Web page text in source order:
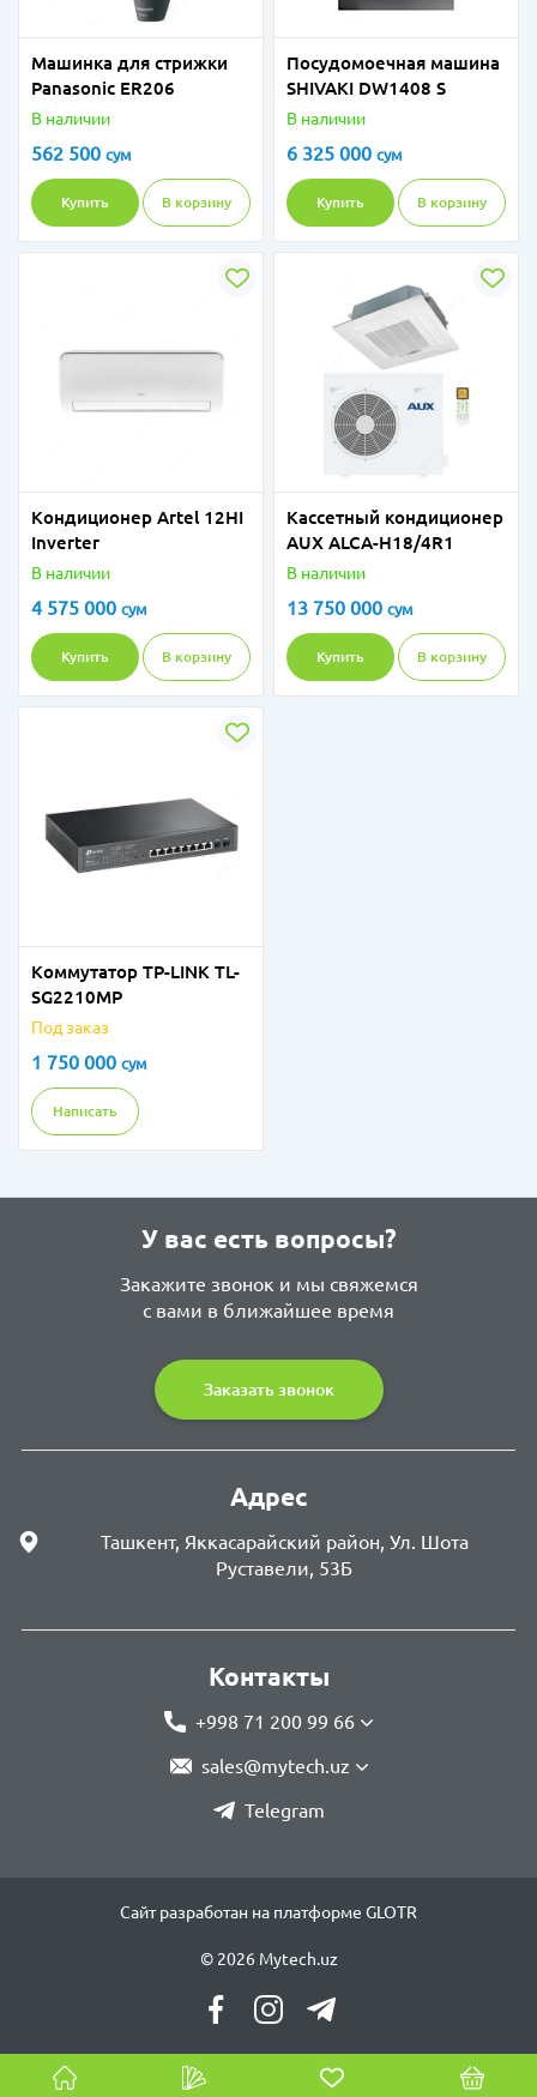
Машинка для стрижки
Panasonic ER206
В наличии
562 500 сум
Купить В корзину
Посудомоечная машина
SHIVAKI DW1408 S
В наличии
6 325 000 сум
Купить В корзину
Кондиционер Artel 12HI
Inverter
В наличии
4 575 000 сум
Купить В корзину
Кассетный кондиционер
AUX ALCA-H18/4R1
В наличии
13 750 000 сум
Купить В корзину
Коммутатор TP-LINK TL-
SG2210MP
Под заказ
1 750 000 сум
Написать
У вас есть вопросы?
Закажите звонок и мы свяжемся
с вами в ближайшее время
Заказать звонок
Адрес
Ташкент, Яккасарайский район, Ул. Шота
Руставели, 53Б
Контакты
+998 71 200 99 66
sales@mytech.uz
Telegram
Сайт разработан на платформе GLOTR
© 2026 Mytech.uz